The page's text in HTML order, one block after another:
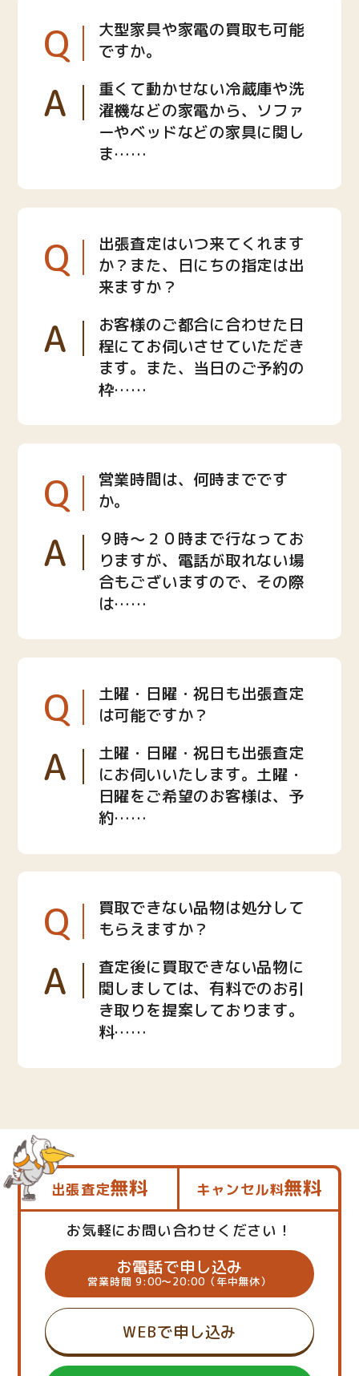
Q
大型家具や家電の買取も可能
ですか。
A
重くて動かせない冷蔵庫や洗
濯機などの家電から、ソファ
ーやベッドなどの家具に関し
ま……
Q
出張査定はいつ来てくれます
か？また、日にちの指定は出
来ますか？
A
お客様のご都合に合わせた日
程にてお伺いさせていただき
ます。また、当日のご予約の
枠……
Q
営業時間は、何時までです
か。
A
９時〜２０時まで行なってお
りますが、電話が取れない場
合もございますので、その際
は……
Q
土曜・日曜・祝日も出張査定
は可能ですか？
A
土曜・日曜・祝日も出張査定
にお伺いいたします。土曜・
日曜をご希望のお客様は、予
約……
Q
買取できない品物は処分して
もらえますか？
A
査定後に買取できない品物に
関しましては、有料でのお引
き取りを提案しております。
料……
出張査定無料 キャンセル料無料
お気軽にお問い合わせください！
お電話で申し込み
営業時間 9:00～20:00（年中無休）
WEBで申し込み